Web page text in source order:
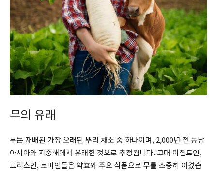
무의 유래
무는 재배된 가장 오래된 뿌리 채소 중 하나이며, 2,000년 전 동남
아시아와 지중해에서 유래한 것으로 추정됩니다. 고대 이집트인,
그리스인, 로마인들은 약효와 주요 식품으로 무를 소중히 여겼습